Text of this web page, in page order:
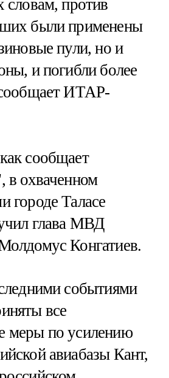
против
были применены
пули, но и
и погибли более
ИТАР-
сообщает
в охваченном
городе Таласе
глава МВД
Конгатиев.
событиями
все
меры по усилению
авиабазы Кант,